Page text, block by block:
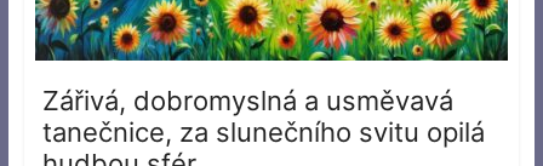
Zářivá, dobromyslná a usměvavá
tanečnice, za slunečního svitu opilá